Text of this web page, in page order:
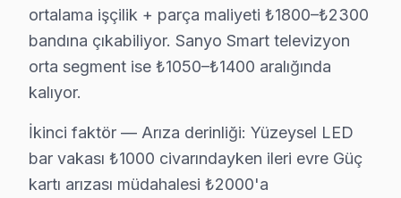
Sonuç olarak, Beşiktaş ilçesinde Sanyo cihaz'lerde
Sanyo En Sık Arızalar: Sayısal Analiz
Beşiktaş'ta Sanyo ekran'lerde karşılaşılan en sık
1.Görüntü Kaybı
Teknik adı: Panel Arızası
Belirtiler: Ekranda görüntü yok veya bulanık görüntü.
ortalama işçilik + parça maliyeti ₺1800–₺2300
bandına çıkabiliyor. Sanyo Smart televizyon
orta segment ise ₺1050–₺1400 aralığında
kalıyor.
İkinci faktör — Arıza derinliği: Yüzeysel LED
bar vakası ₺1000 civarındayken ileri evre Güç
kartı arızası müdahalesi ₺2000'a